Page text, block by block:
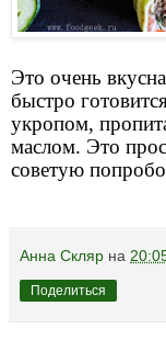
Это очень
быстро
укропом,
маслом. Это
советую
Анна Скляр на
Поделиться